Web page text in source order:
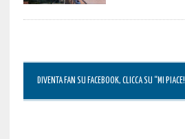
DIVENTA FAN SU FACEBOOK, CLICCA SU “MI PIACE!”